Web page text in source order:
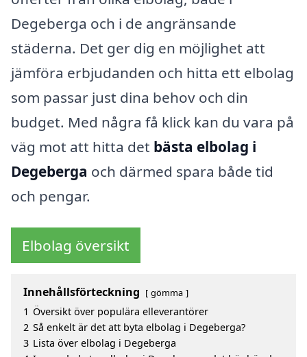
Degeberga och i de angränsande
städerna. Det ger dig en möjlighet att
jämföra erbjudanden och hitta ett elbolag
som passar just dina behov och din
budget. Med några få klick kan du vara på
väg mot att hitta det bästa elbolag i
Degeberga och därmed spara både tid
och pengar.
Elbolag översikt
Innehållsförteckning gömma
1 Översikt över populära elleverantörer
2 Så enkelt är det att byta elbolag i Degeberga?
3 Lista över elbolag i Degeberga